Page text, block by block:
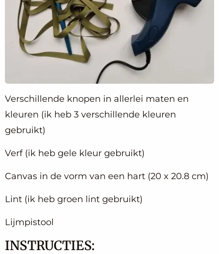
Verschillende knopen in allerlei maten en
kleuren (ik heb 3 verschillende kleuren
gebruikt)
Verf (ik heb gele kleur gebruikt)
Canvas in de vorm van een hart (20 x 20.8 cm)
Lint (ik heb groen lint gebruikt)
Lijmpistool
INSTRUCTIES: